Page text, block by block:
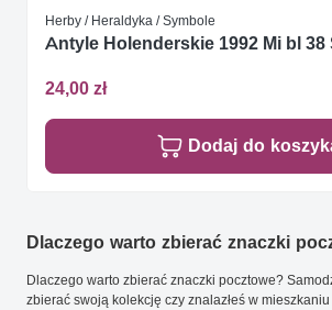
Herby / Heraldyka / Symbole
Antyle Holenderskie 1992 Mi bl 38
24,00 zł
Dodaj do
Dlaczego warto zbierać znaczki
Dlaczego warto zbierać znaczki pocztowe?
zbierać swoją kolekcję czy znalazłeś w